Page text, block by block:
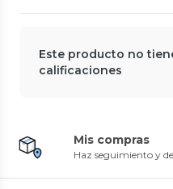
Este producto no
calificaciones
Mis compras
Haz seguimiento y